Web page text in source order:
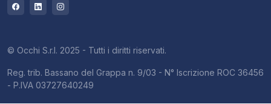
© Occhi S.r.l. 2025 - Tutti i diritti riservati.
Reg. trib. Bassano del Grappa n. 9/03 - N° Iscrizione ROC 36456
- P.IVA 03727640249